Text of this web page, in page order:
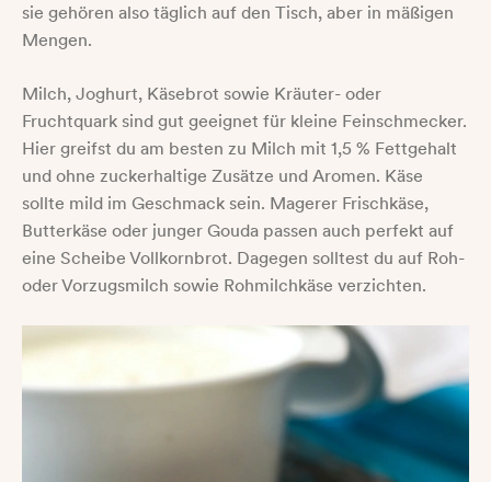
sie gehören also täglich auf den Tisch, aber in mäßigen
Mengen.
Milch, Joghurt, Käsebrot sowie Kräuter- oder
Fruchtquark sind gut geeignet für kleine Feinschmecker.
Hier greifst du am besten zu Milch mit 1,5 % Fettgehalt
und ohne zuckerhaltige Zusätze und Aromen. Käse
sollte mild im Geschmack sein. Magerer Frischkäse,
Butterkäse oder junger Gouda passen auch perfekt auf
eine Scheibe Vollkornbrot. Dagegen solltest du auf Roh-
oder Vorzugsmilch sowie Rohmilchkäse verzichten.